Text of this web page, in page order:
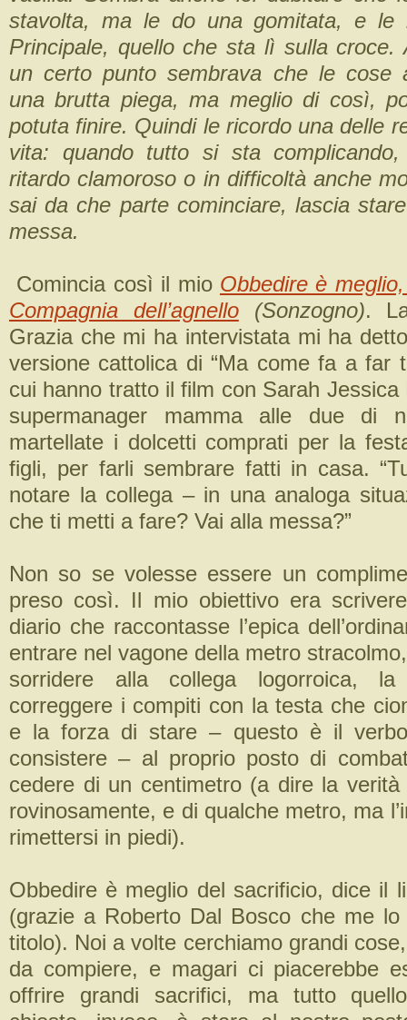
stavolta, ma le do una gomitata, e le
Principale, quello che sta lì sulla croce.
un certo punto sembrava che le cose
una brutta piega, ma meglio di così,
potuta finire. Quindi le ricordo una delle
vita: quando tutto si sta
ritardo clamoroso o in difficoltà anche
sai da che parte cominciare, lascia
messa.
Comincia così il mio Obbedire è
Compagnia dell’agnello(Sonzogno).
Grazia che mi ha intervistata mi ha
versione cattolica di “Ma come fa a far
cui hanno tratto il film con Sarah Jessica
supermanager mamma alle due di
martellate i dolcetti comprati per la
figli, per farli sembrare fatti in casa.
notare la collega – in una analoga
che ti metti a fare? Vai alla messa?”
Non so se volesse essere un
preso così. Il mio obiettivo era
diario che raccontasse l’epica
entrare nel vagone della metro
sorridere alla collega logorroica,
correggere i compiti con la testa che
e la forza di stare – questo è il
consistere – al proprio posto di
cedere di un centimetro (a dire la
rovinosamente, e di qualche metro, ma
rimettersi in piedi).
Obbedire è meglio del sacrificio, dice il
(grazie a Roberto Dal Bosco che me
titolo). Noi a volte cerchiamo grandi
da compiere, e magari ci piacerebbe
offrire grandi sacrifici, ma tutto